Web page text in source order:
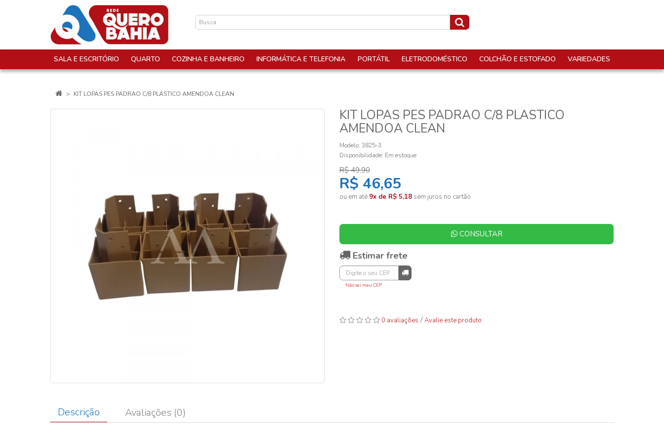
SALA E ESCRITÓRIO QUARTO COZINHA E BANHEIRO INFORMÁTICA E TELEFONIA PORTÁTIL ELETRODOMÉSTICO COLCHÃO E ESTOFADO VARIEDADES
KIT LOPAS PES PADRAO C/8 PLASTICO AMENDOA CLEAN
KIT LOPAS PES PADRAO C/8 PLASTICO
AMENDOA CLEAN
Modelo: 3825-3
Disponibilidade: Em estoque
R$ 49,90
R$ 46,65
ou em até 9x de R$ 5,18 sem juros no cartão
CONSULTAR
Estimar frete
Não sei meu CEP
0 avaliações /Avalie este produto
Descrição Avaliações (0)